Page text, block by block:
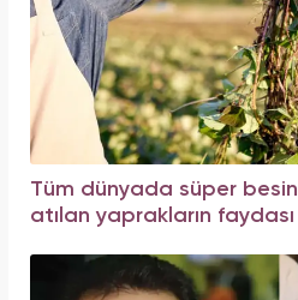
Tüm dünyada süper
atılan yaprakların faydası